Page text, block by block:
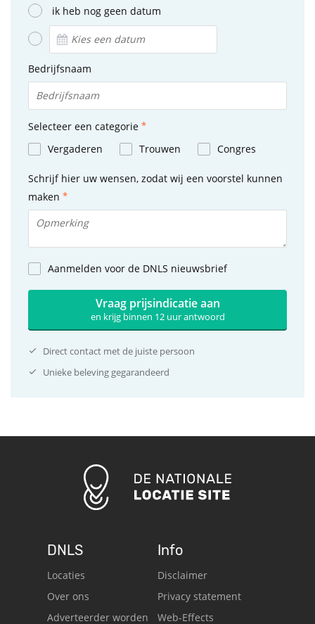
ik heb nog geen datum
Bedrijfsnaam
Selecteer een categorie
Vergaderen
Trouwen Congres
Schrijf hier uw wensen, zodat wij een voorstel kunnen
maken
Aanmelden voor de DNLS nieuwsbrief
Vraag prijsindicatie aan
en krijg binnen 12 uur antwoord
Direct contact met de juiste persoon
Unieke beleving gegarandeerd
DNLS
Locaties
Over ons
Adverteerder worden
Info
Disclaimer
Privacy statement
Web-Effects